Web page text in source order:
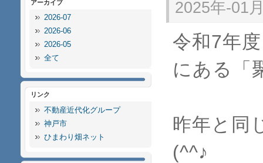
2025年-01
令和7年
にある「
昨年と同
(^^♪
アーカイブ
2026-07
2026-06
2026-05
全て
リンク
不動産近代化グループ
神戸市
ひまわり畑ネット